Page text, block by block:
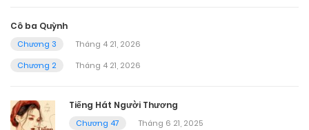
Cô ba Quỳnh
Chương 3
Tháng 4 21, 2026
Chương 2
Tháng 4 21, 2026
Tiếng Hát Người Thương
Chương 47
Tháng 6 21, 2025